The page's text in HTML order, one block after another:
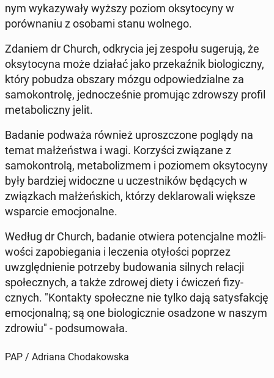
nym wykazy­wały wyższy poziom oksy­to­cyny w
porów­na­niu z osobami stanu wolnego.
Zdaniem dr Church, od­krycia jej zespołu sugeru­ją, że
oksy­to­cy­na może działać jako przekaźnik bi­o­log­iczny,
który pobudza obszary mózgu odpowiedzialne za
samokon­trolę, jed­nocześnie pro­mu­jąc zdrowszy profil
meta­bol­iczny jelit.
Badanie podważa również up­roszc­zone poglądy na
temat małżeńst­wa i wagi. Ko­rzyś­ci związane z
samokon­trolą, me­tab­o­lizmem i poziomem oksy­to­cyny
były bardziej widoczne u uczest­ników będą­cych w
związkach małżeńs­kich, którzy deklarowali większe
ws­par­cie emocjon­alne.
Według dr Church, badanie otwiera po­tenc­jalne możli­
woś­ci za­po­b­ie­ga­nia i leczenia otyłoś­ci poprzez
uwzględ­nie­nie potrze­by bu­dowa­nia silnych relacji
społecznych, a także zdrowej diety i ćwiczeń fizy­
cznych. "Kon­tak­ty społeczne nie tylko dają satys­fakcję
emocjon­al­ną; są one bi­o­log­icznie os­ad­zone w naszym
zdrowiu" - pod­sumowała.
PAP / Adriana Chodakowska